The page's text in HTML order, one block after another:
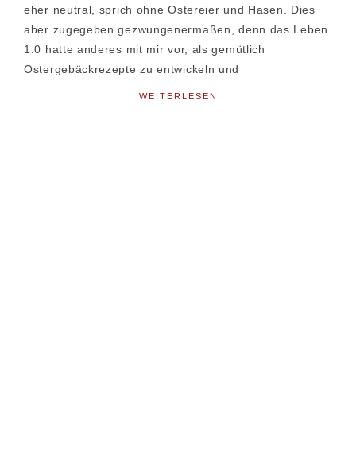
eher neutral, sprich ohne Ostereier und Hasen. Dies
aber zugegeben gezwungenermaßen, denn das Leben
1.0 hatte anderes mit mir vor, als gemütlich
Ostergebäckrezepte zu entwickeln und
WEITERLESEN